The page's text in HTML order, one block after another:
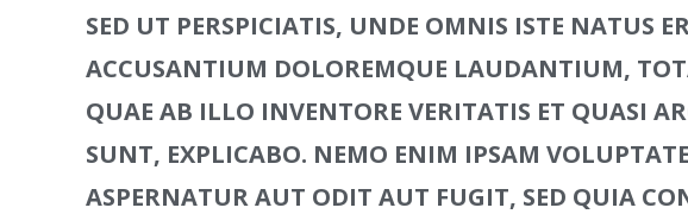
SED UT PERSPICIATIS, UNDE OMNIS ISTE NATUS
ACCUSANTIUM DOLOREMQUE LAUDANTIUM,
QUAE AB ILLO INVENTORE VERITATIS ET QUASI
SUNT, EXPLICABO. NEMO ENIM IPSAM
ASPERNATUR AUT ODIT AUT FUGIT, SED QUIA